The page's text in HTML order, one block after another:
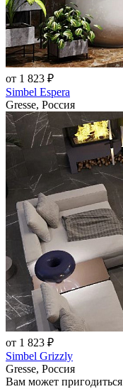
от 1 823 ₽
Simbel Espera
Gresse, Россия
от 1 823 ₽
Simbel Grizzly
Gresse, Россия
Вам может пригодиться